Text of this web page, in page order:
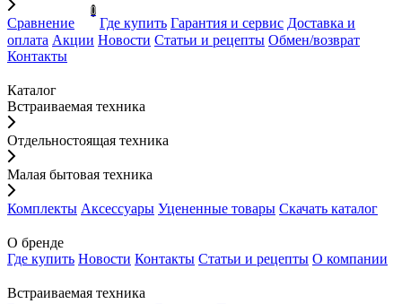
Сравнение
0
Где купить Гарантия и сервис Доставка и
оплата Акции Новости Статьи и рецепты Обмен/возврат
Контакты
Каталог
Встраиваемая техника
Отдельностоящая техника
Малая бытовая техника
Комплекты Аксессуары Уцененные товары Скачать каталог
О бренде
Где купить Новости Контакты Статьи и рецепты О компании
Встраиваемая техника